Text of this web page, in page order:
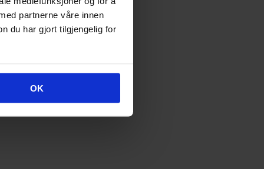
partnerne våre innen
du har gjort tilgjengelig for
OK